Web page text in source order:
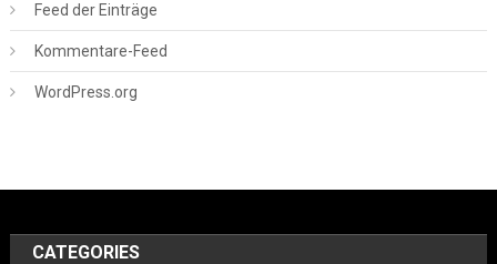
Feed der Einträge
Kommentare-Feed
WordPress.org
CATEGORIES